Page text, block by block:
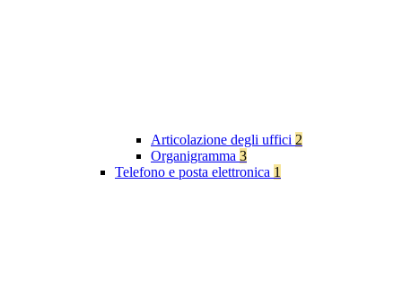
Articolazione degli uffici 2
Organigramma 3
Telefono e posta elettronica 1